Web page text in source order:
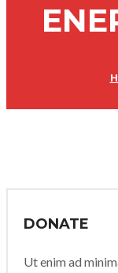
DONATE
Ut enim ad